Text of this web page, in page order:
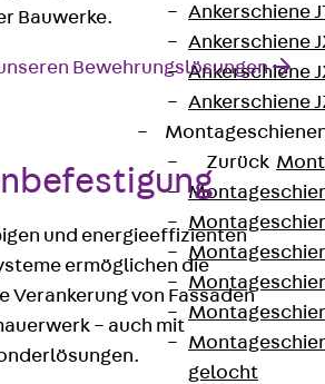
Ankerschiene
Ankerschiene
Ankerschiene
Ankerschiene
Zurück
gelocht
Bauwerke.
Bewehrungslösungen
und energieeffizienten
ermöglichen die
Verankerung von Fassaden
– auch mit